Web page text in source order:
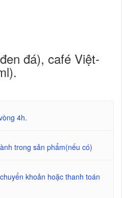
đá), café Việt-
4h.
trong sản phẩm(nếu có)
khoản hoặc thanh toán